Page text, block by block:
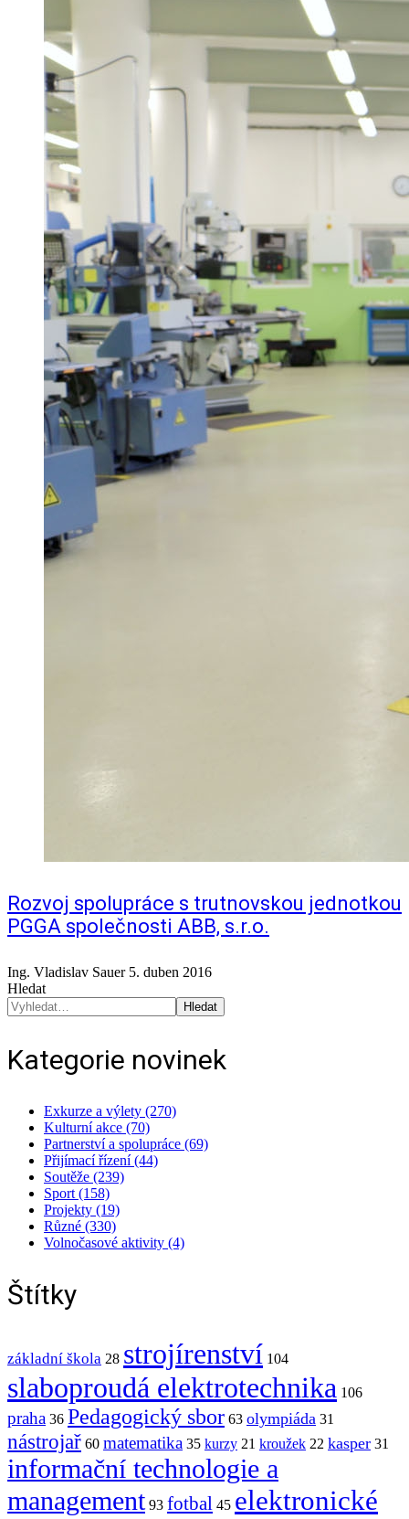
Rozvoj spolupráce s trutnovskou jednotkou
PGGA společnosti ABB, s.r.o.
Ing. Vladislav Sauer 5. duben 2016
Hledat
Hledat
Kategorie novinek
Exkurze a výlety (270)
Kulturní akce (70)
Partnerství a spolupráce (69)
Přijímací řízení (44)
Soutěže (239)
Sport (158)
Projekty (19)
Různé (330)
Volnočasové aktivity (4)
Štítky
základní škola 28 strojírenství 104
slaboproudá elektrotechnika 106
praha 36 Pedagogický sbor 63 olympiáda 31
nástrojař 60 matematika 35 kurzy 21 kroužek 22 kasper 31
informační technologie a
management 93 fotbal 45 elektronické